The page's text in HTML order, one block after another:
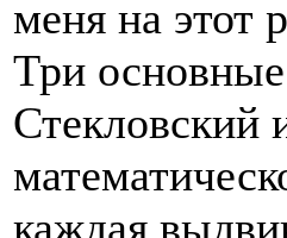
меня на этот
Три
Стекловский
каждая